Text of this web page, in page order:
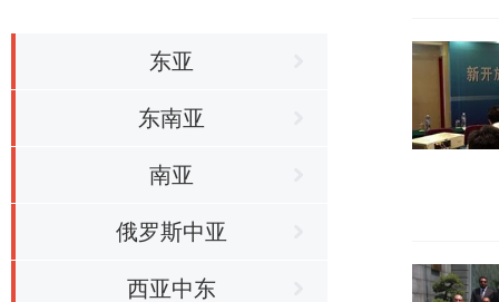
东亚
东南亚
南亚
俄罗斯中亚
西亚中东